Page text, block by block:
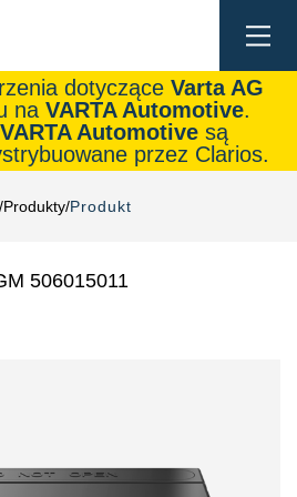
dotyczące Varta AG
na VARTA Automotive.
VARTA Automotivesą
przez Clarios.
Produkty Produkt
506015011